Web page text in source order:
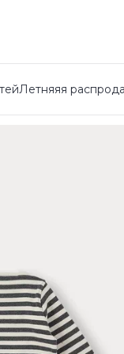
Летняяя